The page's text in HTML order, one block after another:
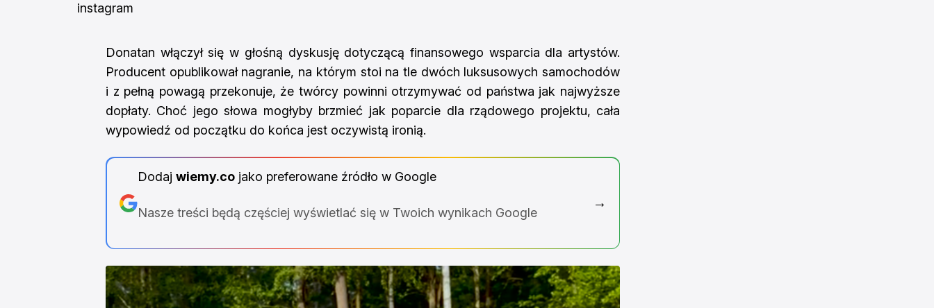
instagram
Donatan włączył się w głośną dyskusję dotyczącą finansowego wsparcia dla artystów.
Producent opublikował nagranie, na którym stoi na tle dwóch luksusowych samochodów
i z pełną powagą przekonuje, że twórcy powinni otrzymywać od państwa jak najwyższe
dopłaty. Choć jego słowa mogłyby brzmieć jak poparcie dla rządowego projektu, cała
wypowiedź od początku do końca jest oczywistą ironią.
Dodaj wiemy.cojako preferowane źródło w Google
Nasze treści będą częściej wyświetlać się w Twoich wynikach Google
→